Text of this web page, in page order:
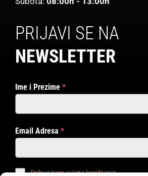
PRIJAVI SE NA
NEWSLETTER
Ime i Prezime *
Email Adresa *
Prihvaćam uvjete korištenja